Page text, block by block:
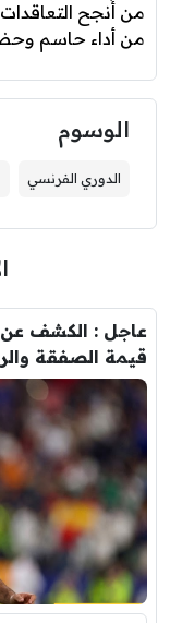
من أنجح التعاقدات
من أداء حاسم
الوسوم
الدوري الفرنسي
عاجل : الكشف عن
قيمة الصفقة